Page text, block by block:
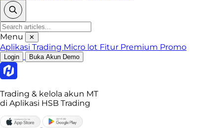
Menu ✕
Aplikasi Trading Micro lot Fitur Premium Promo
Login Buka Akun Demo
Trading & kelola akun MT
di Aplikasi HSB Trading